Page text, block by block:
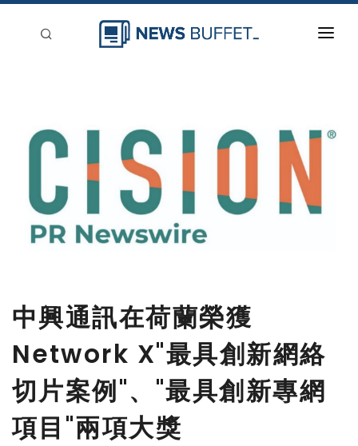
登入
中興通訊在荷蘭榮獲
Network X"最具創新網絡
切片案例"、"最具創新專網
項目"兩項大獎